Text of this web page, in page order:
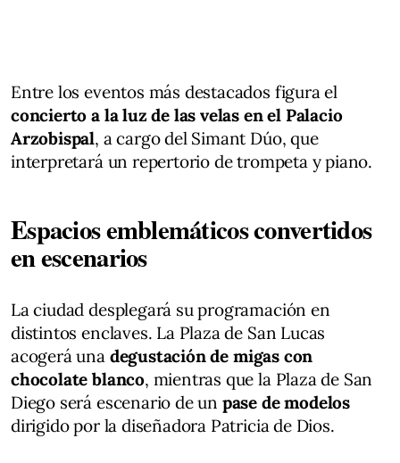
Entre los eventos más destacados figura el
concierto a la luz de las velas en el Palacio
Arzobispal, a cargo del Simant Dúo, que
interpretará un repertorio de trompeta y piano.
Espacios emblemáticos convertidos
en escenarios
La ciudad desplegará su programación en
distintos enclaves. La Plaza de San Lucas
acogerá una degustación de migas con
chocolate blanco, mientras que la Plaza de San
Diego será escenario de un pase de modelos
dirigido por la diseñadora Patricia de Dios.